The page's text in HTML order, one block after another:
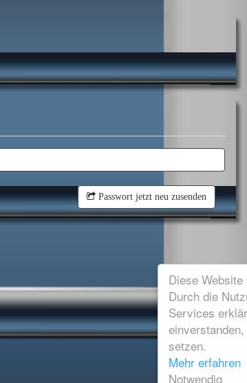
Diese
Durch die
Services
setzen.
Mehr erfahren
Notwendig
Passwort jetzt neu zusenden